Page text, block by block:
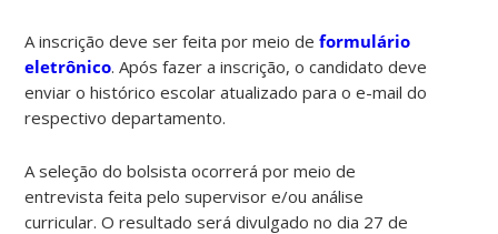
A inscrição deve ser feita por meio deformulário
eletrônico. Após fazer a inscrição, o candidato deve
enviar o histórico escolar atualizado para o e-mail do
respectivo departamento.
A seleção do bolsista ocorrerá por meio de
entrevista feita pelo supervisor e/ou análise
curricular. O resultado será divulgado no dia 27 de